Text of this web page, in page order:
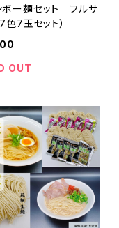
ボー麺セット フルサ
色7玉セット）
OUT